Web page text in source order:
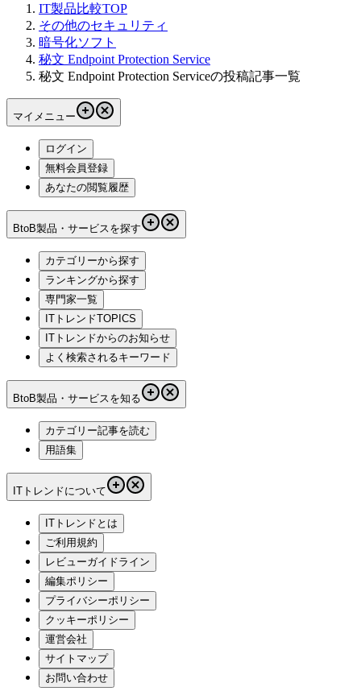
IT製品比較TOP
その他のセキュリティ
暗号化ソフト
秘文 Endpoint Protection Service
秘文 Endpoint Protection Serviceの投稿記事一覧
マイメニュー
ログイン
無料会員登録
あなたの閲覧履歴
BtoB製品・サービスを探す
カテゴリーから探す
ランキングから探す
専門家一覧
ITトレンドTOPICS
ITトレンドからのお知らせ
よく検索されるキーワード
BtoB製品・サービスを知る
カテゴリー記事を読む
用語集
ITトレンドについて
ITトレンドとは
ご利用規約
レビューガイドライン
編集ポリシー
プライバシーポリシー
クッキーポリシー
運営会社
サイトマップ
お問い合わせ